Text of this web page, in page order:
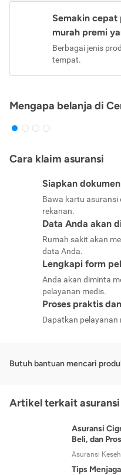
Semakin cepat
murah premi
Berbagai jenis
tempat.
Mengapa belanja di
Cara klaim asuransi
Siapkan
Bawa kartu asuransi
rekanan.
Data Anda akan
Rumah sakit akan
data Anda.
Lengkapi form
Anda akan diminta
pelayanan medis.
Proses praktis
Dapatkan pelayanan
Butuh bantuan mencari
Artikel terkait
Asuransi
Beli, dan
Asuransi
Tips